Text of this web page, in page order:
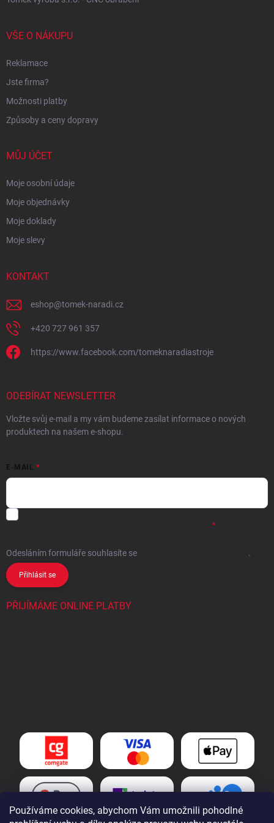
Používáme cookies, abychom Vám umožnili pohodlné
VŠE O NÁKUPU
Reklamace
Jste firma?
Možnosti platby
Způsoby a ceny dopravy
MŮJ ÚČET
Moje osobní údaje
Moje objednávky
Moje doklady
Moje slevy
KONTAKT
eshop@tomek-naradi.cz
+420 727 961 357
https://www.facebook.com/tomeknaradiastroje
ODEBÍRAT NEWSLETTER
Vložte svůj e-mail a my vám budeme zasílat informace o nových
produktech na našem e-shopu.
E-MAIL
Odesláním formuláře souhlasíte se .
Přihlásit se
PŘIJÍMÁME ONLINE PLATBY